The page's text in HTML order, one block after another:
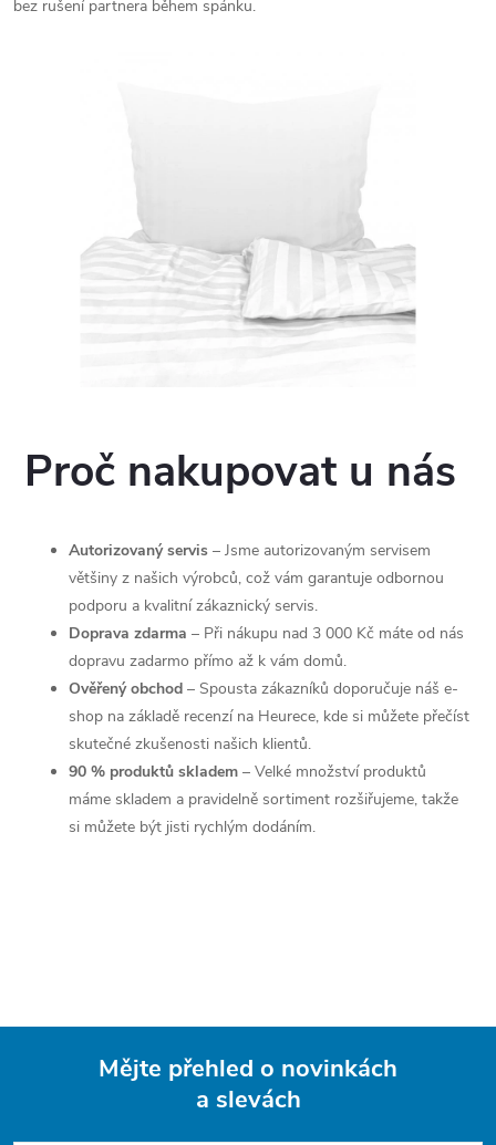
bez rušení partnera během spánku.
Proč nakupovat u nás
Autorizovaný servis – Jsme autorizovaným servisem
většiny z našich výrobců, což vám garantuje odbornou
podporu a kvalitní zákaznický servis.
Doprava zdarma – Při nákupu nad 3 000 Kč máte od nás
dopravu zadarmo přímo až k vám domů.
Ověřený obchod – Spousta zákazníků doporučuje náš e-
shop na základě recenzí na Heurece, kde si můžete přečíst
skutečné zkušenosti našich klientů.
90 % produktů skladem – Velké množství produktů
máme skladem a pravidelně sortiment rozšiřujeme, takže
si můžete být jisti rychlým dodáním.
Mějte přehled o novinkách
a slevách